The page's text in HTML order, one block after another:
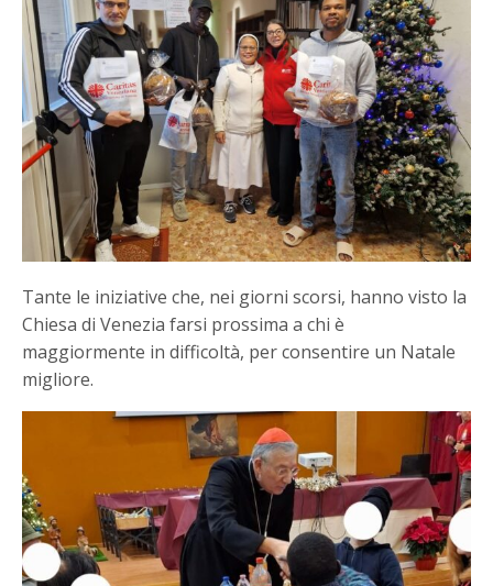
Tante le iniziative che, nei giorni scorsi, hanno visto la
Chiesa di Venezia farsi prossima a chi è
maggiormente in difficoltà, per consentire un Natale
migliore.